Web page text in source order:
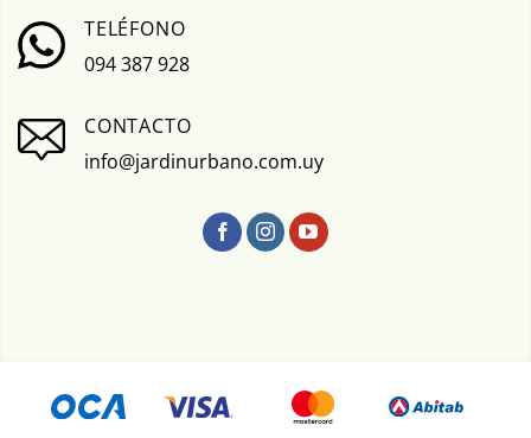
TELÉFONO
094 387 928
CONTACTO
info@jardinurbano.com.uy